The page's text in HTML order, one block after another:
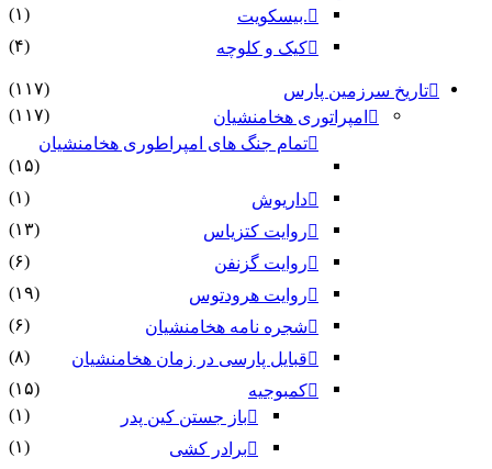
.بیسکویت
(۱)
کیک و کلوچه
(۴)
تاریخ سرزمین پارس
(۱۱۷)
امپراتوری هخامنشیان
(۱۱۷)
تمام جنگ های امپراطوری هخامنشیان
(۱۵)
داریوش
(۱)
روایت کتزیاس
(۱۳)
روایت گزنفن
(۶)
روایت هرودتوس
(۱۹)
شجره نامه هخامنشیان
(۶)
قبایل پارسی در زمان هخامنشیان
(۸)
کمبوجیه
(۱۵)
باز جستن کین پدر
(۱)
برادر کشی
(۱)